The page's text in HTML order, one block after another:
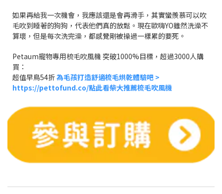
如果再給我一次機會，我應該還是會再滑手，其實蠻羨慕可以吹
毛吹到睡著的狗狗，代表他們真的放鬆。現在歐嗨YO雖然洗澡不
算壞，但是每次洗完澡，都感覺剛被操過一樣累的要死。
Petaum寵物專用梳毛吹風機 突破1000%目標，超過3000人購
買：
超值早鳥54折為毛孩打造舒適梳毛烘乾體驗吧 >
https://pettofund.co/點此看柴大推薦梳毛吹風機